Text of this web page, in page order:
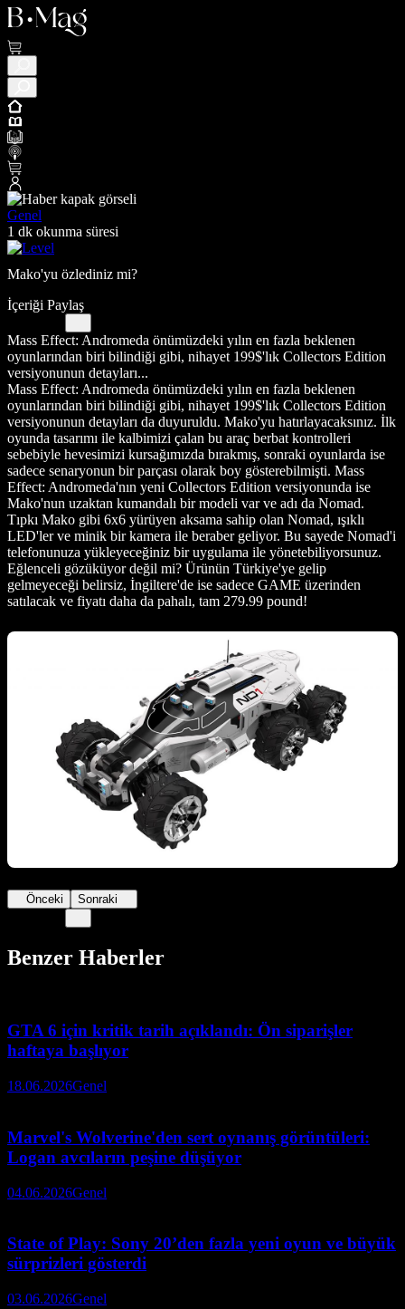
Genel
1 dk okunma süresi
Mako'yu özlediniz mi?
İçeriği Paylaş
Mass Effect: Andromeda önümüzdeki yılın en fazla beklenen
oyunlarından biri bilindiği gibi, nihayet 199$'lık Collectors Edition
versiyonunun detayları...
Mass Effect: Andromeda önümüzdeki yılın en fazla beklenen
oyunlarından biri bilindiği gibi, nihayet 199$'lık Collectors Edition
versiyonunun detayları da duyuruldu. Mako'yu hatırlayacaksınız. İlk
oyunda tasarımı ile kalbimizi çalan bu araç berbat kontrolleri
sebebiyle hevesimizi kursağımızda bırakmış, sonraki oyunlarda ise
sadece senaryonun bir parçası olarak boy gösterebilmişti. Mass
Effect: Andromeda'nın yeni Collectors Edition versiyonunda ise
Mako'nun uzaktan kumandalı bir modeli var ve adı da Nomad.
Tıpkı Mako gibi 6x6 yürüyen aksama sahip olan Nomad, ışıklı
LED'ler ve minik bir kamera ile beraber geliyor. Bu sayede Nomad'i
telefonunuza yükleyeceğiniz bir uygulama ile yönetebiliyorsunuz.
Eğlenceli gözüküyor değil mi? Ürünün Türkiye'ye gelip
gelmeyeceği belirsiz, İngiltere'de ise sadece GAME üzerinden
satılacak ve fiyatı daha da pahalı, tam 279.99 pound!
Önceki Sonraki
Benzer Haberler
GTA 6 için kritik tarih açıklandı: Ön siparişler
haftaya başlıyor
18.06.2026Genel
Marvel's Wolverine'den sert oynanış görüntüleri:
Logan avcıların peşine düşüyor
04.06.2026Genel
State of Play: Sony 20’den fazla yeni oyun ve büyük
sürprizleri gösterdi
03.06.2026Genel